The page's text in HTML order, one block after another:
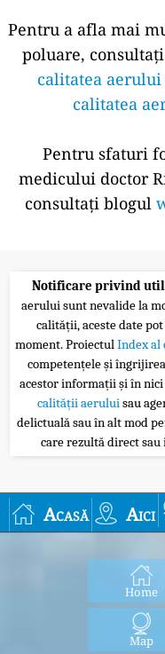
Pentru a afla mai
poluare, consultați
calitatea aerului
calitatea
Pentru sfaturi
medicului doctor
consultați blogul
Notificare privind
aerului sunt nevalide la
calității, aceste date
moment. ProiectulIndex al
competențele și
acestor informații și în nici
calității aeruluisau
delictuală sau în alt mod
care rezultă direct
Acasă Aici
Home
Map